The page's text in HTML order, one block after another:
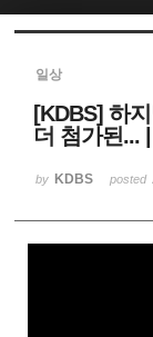
일상
[KDBS] 하
더 첨가된...
by KDBS posted